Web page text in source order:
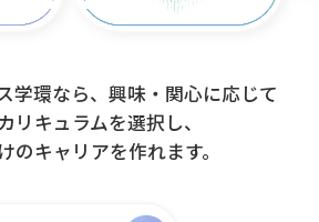
学環なら、興味・関心に応じて
リキュラムを選択し、
のキャリアを作れます。